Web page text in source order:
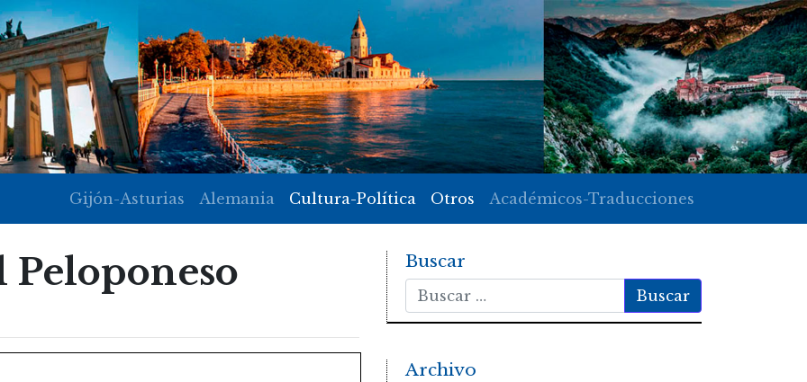
Gijón-Asturias Alemania Cultura-Política Otros Académicos-Traducciones
Peloponeso Buscar
Buscar
Archivo